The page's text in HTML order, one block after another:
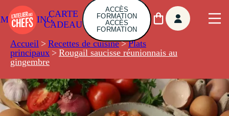
CARTE
CADEAU
ACCÈS
FORMATION
ACCÈS
FORMATION
Accueil > Recettes de cuisine > Plats
principaux > Rougail saucisse réunionnais au
gingembre